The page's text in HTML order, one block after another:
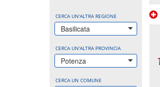
CERCA UN'ALTRA REGIONE
Basilicata
CERCA UN'ALTRA PROVINCIA
Potenza
CERCA UN COMUNE